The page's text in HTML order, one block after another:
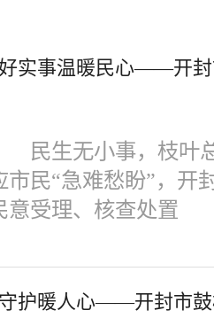
实事温暖民心——开
无小事，枝叶总
民“急难愁盼”，开
意受理、核查处置
护暖人心——开封市